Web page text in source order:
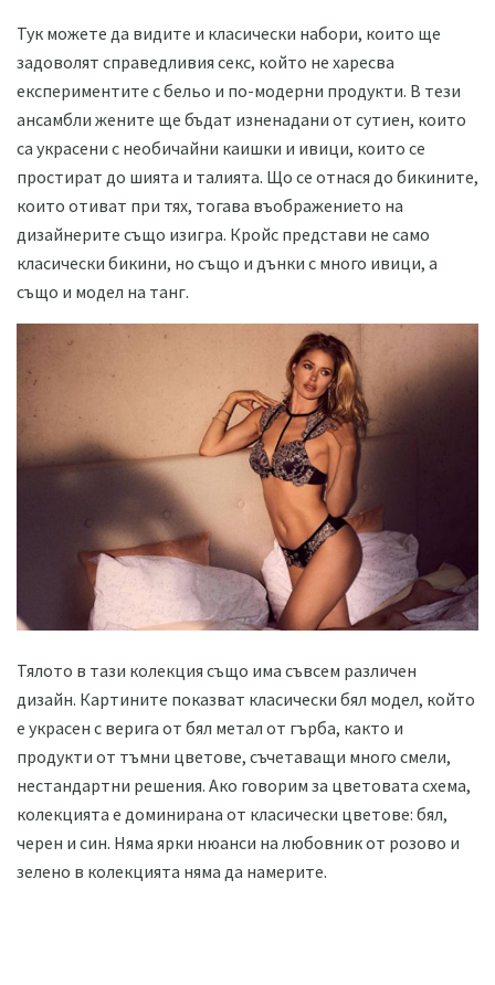
Тук можете да видите и класически набори, които ще
задоволят справедливия секс, който не харесва
експериментите с бельо и по-модерни продукти. В тези
ансамбли жените ще бъдат изненадани от сутиен, които
са украсени с необичайни каишки и ивици, които се
простират до шията и талията. Що се отнася до бикините,
които отиват при тях, тогава въображението на
дизайнерите също изигра. Кройс представи не само
класически бикини, но също и дънки с много ивици, а
също и модел на танг.
Тялото в тази колекция също има съвсем различен
дизайн. Картините показват класически бял модел, който
е украсен с верига от бял метал от гърба, както и
продукти от тъмни цветове, съчетаващи много смели,
нестандартни решения. Ако говорим за цветовата схема,
колекцията е доминирана от класически цветове: бял,
черен и син. Няма ярки нюанси на любовник от розово и
зелено в колекцията няма да намерите.